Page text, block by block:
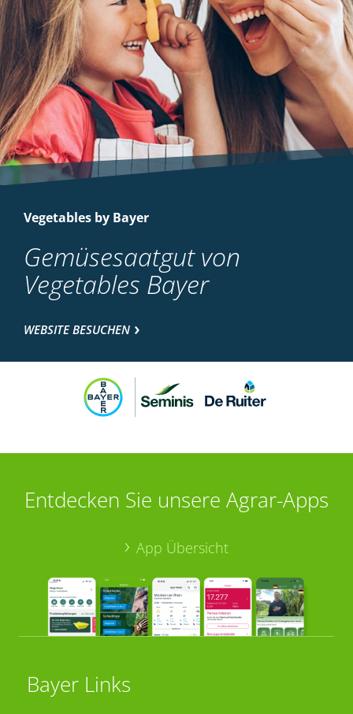
Vegetables by Bayer
Gemüsesaatgut von
Vegetables Bayer
WEBSITE BESUCHEN
Entdecken Sie unsere Agrar-Apps
App Übersicht
Bayer Links